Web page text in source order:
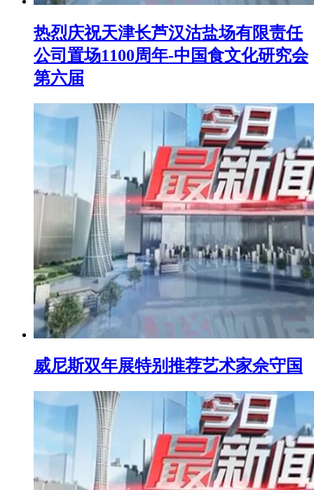
热烈庆祝天津长芦汉沽盐场有限责任
公司置场1100周年-中国食文化研究会
第六届
威尼斯双年展特别推荐艺术家佘守国